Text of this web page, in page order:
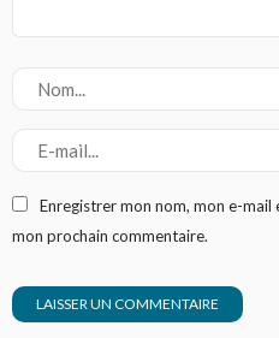
Enregistrer mon nom, mon e-
mon prochain commentaire.